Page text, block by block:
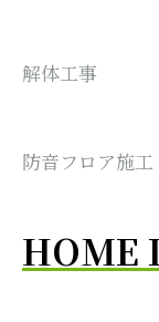
解体工事
防音フロア施工
HOME